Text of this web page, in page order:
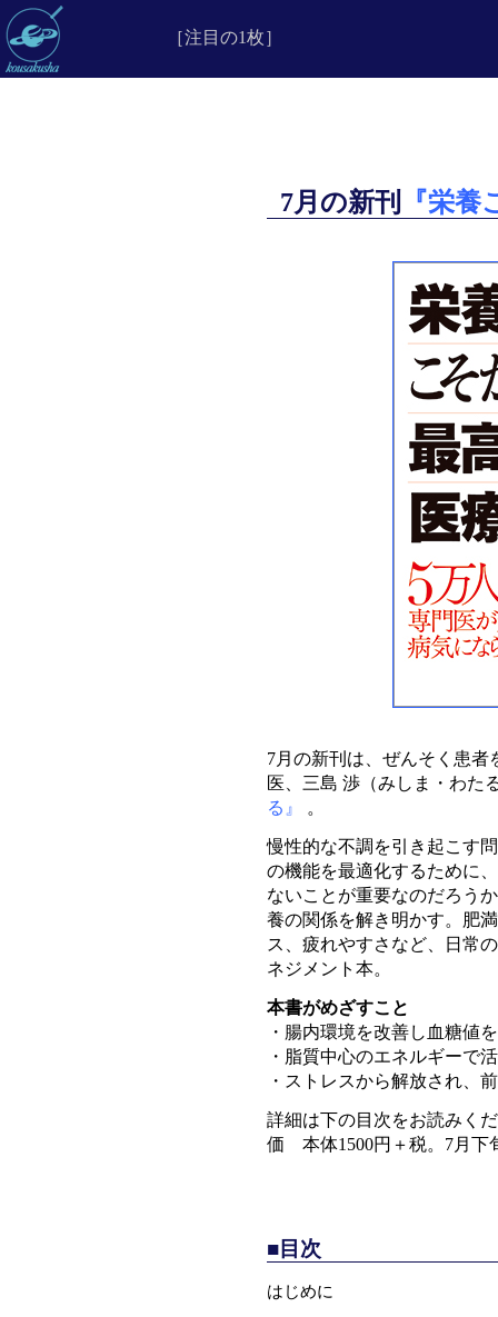
［注目の1枚］
7月の新刊 『栄
7月の新刊は、ぜんそく患
医、三島 渉（みしま・わた
る』 。
慢性的な不調を引き起こす
の機能を最適化するために
ないことが重要なのだろう
養の関係を解き明かす。肥
ス、疲れやすさなど、日常
ネジメント本。
本書がめざすこと
・腸内環境を改善し血糖値
・脂質中心のエネルギーで
・ストレスから解放され、
詳細は下の目次をお読みく
価 本体1500円＋税。7月下
■目次
はじめに